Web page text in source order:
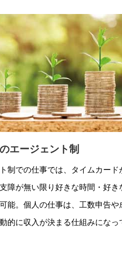
エージェント制
制での仕事では、タイムカード
障が無い限り好きな時間・好き
能。個人の仕事は、工数申告や
的に収入が決まる仕組みになっ